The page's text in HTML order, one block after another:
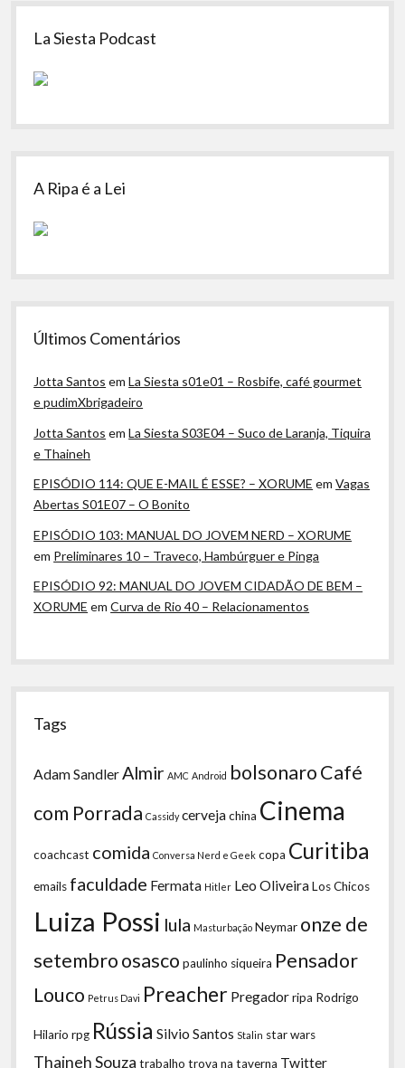
Sidebar
La Siesta Podcast
A Ripa é a Lei
Últimos Comentários
Jotta Santos emLa Siesta s01e01 – Rosbife, café gourmet
e pudimXbrigadeiro
Jotta Santos emLa Siesta S03E04 – Suco de Laranja, Tiquira
e Thaineh
EPISÓDIO 114: QUE E-MAIL É ESSE? – XORUME emVagas
Abertas S01E07 – O Bonito
EPISÓDIO 103: MANUAL DO JOVEM NERD – XORUME
em Preliminares 10 – Traveco, Hambúrguer e Pinga
EPISÓDIO 92: MANUAL DO JOVEM CIDADÃO DE BEM –
XORUME emCurva de Rio 40 – Relacionamentos
Tags
Adam Sandler Almir AMC Android bolsonaroCafé
com Porrada Cassidy cervejachina Cinema
coachcast comida Conversa Nerd e Geek copa Curitiba
emails faculdade Fermata Hitler Leo OliveiraLos Chicos
Luiza Possi lula Masturbação Neymar onze de
setembroosasco paulinho siqueira Pensador
Louco Petrus Davi Preacher Pregadorripa Rodrigo
Hilario rpg Rússia Silvio Santos Stalin star wars
Thaineh Souza trabalho trova na taverna Twitter